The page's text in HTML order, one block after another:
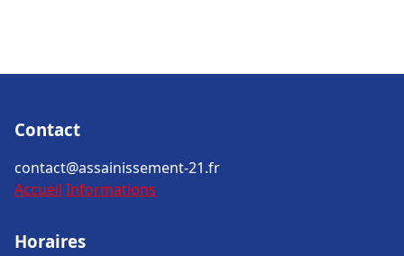
Contact
contact@assainissement-21.fr
Accueil Informations
Horaires